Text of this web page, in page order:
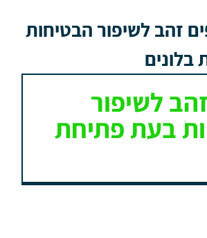
זהב לשיפור הבטיחות
לשיפור
בעת פתיחת